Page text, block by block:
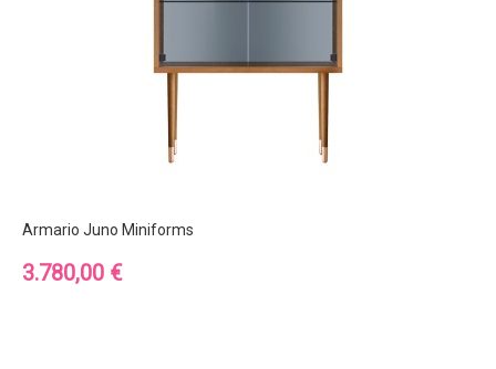
Armario Juno Miniforms
Precio
3.780,00 €